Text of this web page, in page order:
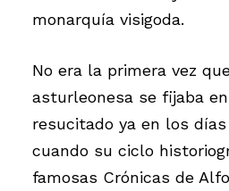
monarquía visigoda.
No era la primera vez
asturleonesa se fijaba
resucitado ya en los
cuando su ciclo
famosas Crónicas de